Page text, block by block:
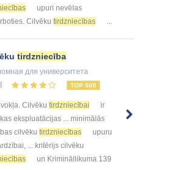
upuri nevēlas
Cilvēku tirdzniecības ...
tirdzniecība
для университета
TOP 500
Cilvēku tirdzniecībai
ir
ekspluatācijas ... minimālās
cilvēku tirdzniecības
upuru
... kritērijs cilvēku
un Krimināllikuma 139